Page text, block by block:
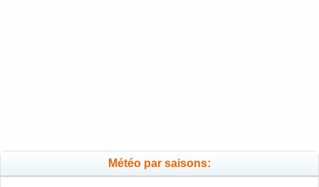
Météo par saisons: